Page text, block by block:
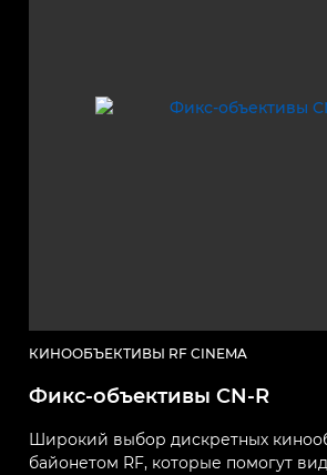
КИНООБЪЕКТИВЫ RF CINEMA
Фикс-объективы CN-R
Широкий выбор дискретных
байонетом RF, которые помогут